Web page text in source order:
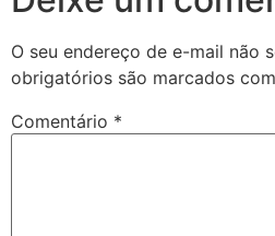
O seu endereço de e-mail não
obrigatórios são marcados com
Comentário *